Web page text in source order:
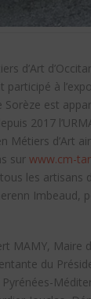
d’Art
participé à
Sorèze est
2017
Métiers d’Art
sur www.cm-
les artisans
MAMY, Maire
du